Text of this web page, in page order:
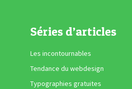
Séries d’articles
Les incontournables
Tendance du webdesign
Typographies gratuites